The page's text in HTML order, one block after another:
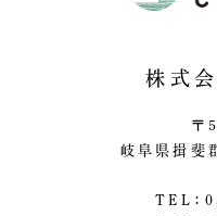
株式
〒
岐阜県揖斐
TEL：